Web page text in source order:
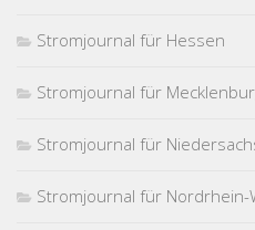
Stromjournal für Hessen
Stromjournal für
Stromjournal für
Stromjournal für Nordrhein-